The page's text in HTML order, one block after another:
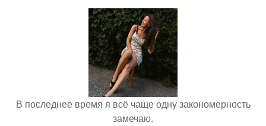
В последнее время я всё чаще одну закономерность
замечаю.